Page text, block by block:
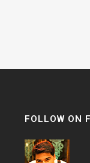
FOLLOW ON